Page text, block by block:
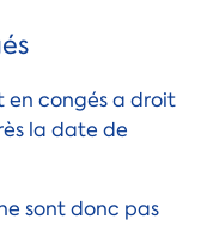
congés a droit
la date de
sont donc pas